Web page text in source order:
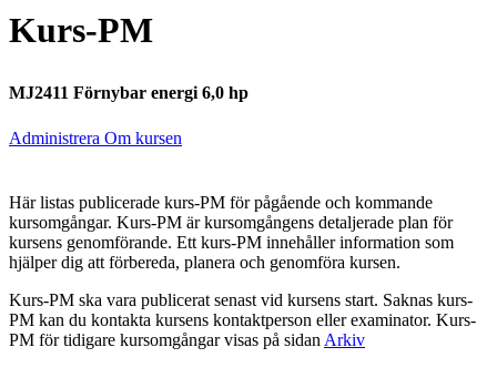
Kurs-PM
MJ2411 Förnybar energi 6,0 hp
Administrera Om kursen
Här listas publicerade kurs-PM för pågående och kommande
kursomgångar. Kurs-PM är kursomgångens detaljerade plan för
kursens genomförande. Ett kurs-PM innehåller information som
hjälper dig att förbereda, planera och genomföra kursen.
Kurs-PM ska vara publicerat senast vid kursens start. Saknas kurs-
PM kan du kontakta kursens kontaktperson eller examinator. Kurs-
PM för tidigare kursomgångar visas på sidan Arkiv